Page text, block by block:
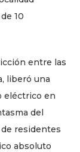
10
entre las
liberó una
eléctrico en
del
residentes
absoluto